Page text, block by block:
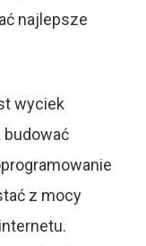
najlepsze
wyciek
budować
z mocy